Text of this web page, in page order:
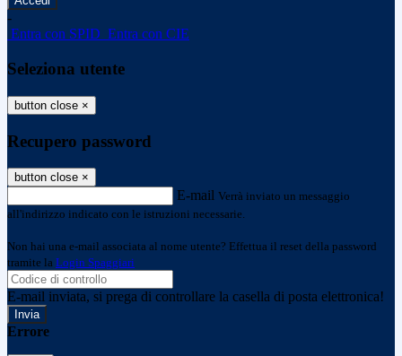
-
Entra con SPID Entra con CIE
Seleziona utente
button close ×
Recupero password
button close ×
E-mail Verrà inviato un messaggio
all'indirizzo indicato con le istruzioni necessarie.
Non hai una e-mail associata al nome utente? Effettua il reset della password
tramite la Login Spaggiari
E-mail inviata, si prega di controllare la casella di posta elettronica!
Errore